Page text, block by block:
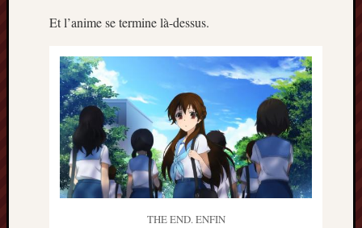
Et l’anime se termine là-dessus.
THE END. ENFIN